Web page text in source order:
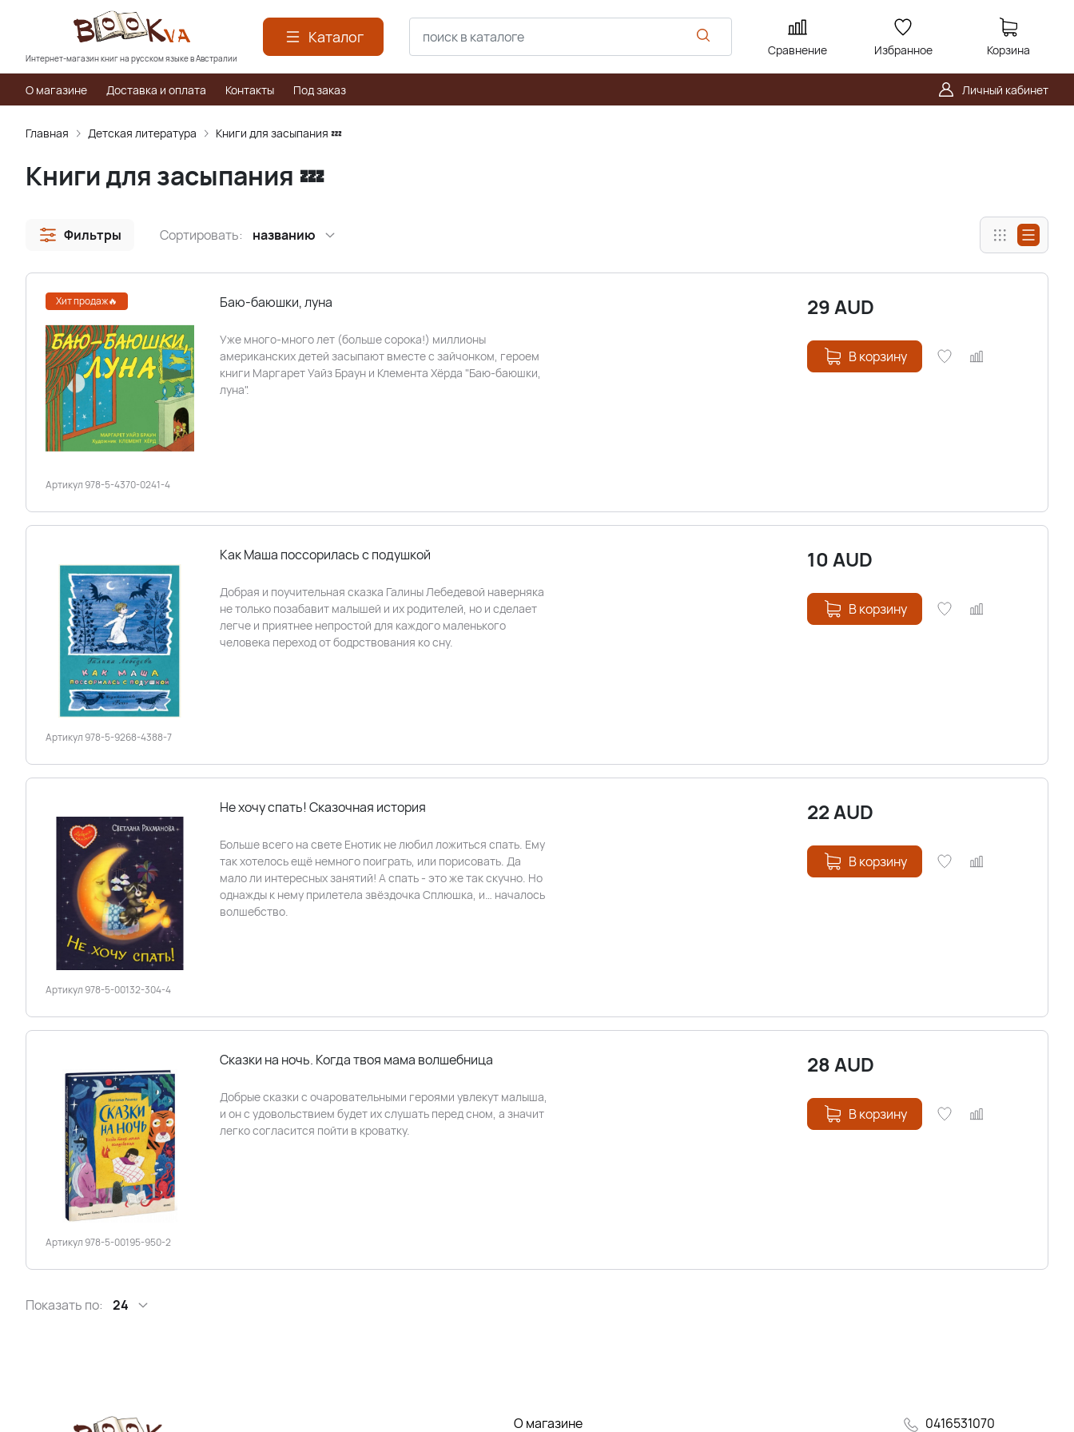
Интернет-магазин книг на русском языке в Австралии
Каталог
Сравнение Избранное Корзина
О магазине Доставка и оплата Контакты Под заказ Личный кабинет
Главная Детская литература Книги для засыпания 💤
Книги для засыпания 💤
Фильтры Сортировать: названию
Хит продаж🔥
Артикул 978-5-4370-0241-4
Баю-баюшки, луна
Уже много-много лет (больше сорока!) миллионы
американских детей засыпают вместе с зайчонком, героем
книги Маргарет Уайз Браун и Клемента Хёрда "Баю-баюшки,
луна".
29AUD
В корзину
Артикул 978-5-9268-4388-7
Как Маша поссорилась с подушкой
Добрая и поучительная сказка Галины Лебедевой наверняка
не только позабавит малышей и их родителей, но и сделает
легче и приятнее непростой для каждого маленького
человека переход от бодрствования ко сну.
10AUD
В корзину
Артикул 978-5-00132-304-4
Не хочу спать! Сказочная история
Больше всего на свете Енотик не любил ложиться спать. Ему
так хотелось ещё немного поиграть, или порисовать. Да
мало ли интересных занятий! А спать - это же так скучно. Но
однажды к нему прилетела звёздочка Сплюшка, и… началось
волшебство.
22AUD
В корзину
Артикул 978-5-00195-950-2
Сказки на ночь. Когда твоя мама волшебница
Добрые сказки с очаровательными героями увлекут малыша,
и он с удовольствием будет их слушать перед сном, а значит
легко согласится пойти в кроватку.
28AUD
В корзину
Показать по: 24
О магазине 0416531070